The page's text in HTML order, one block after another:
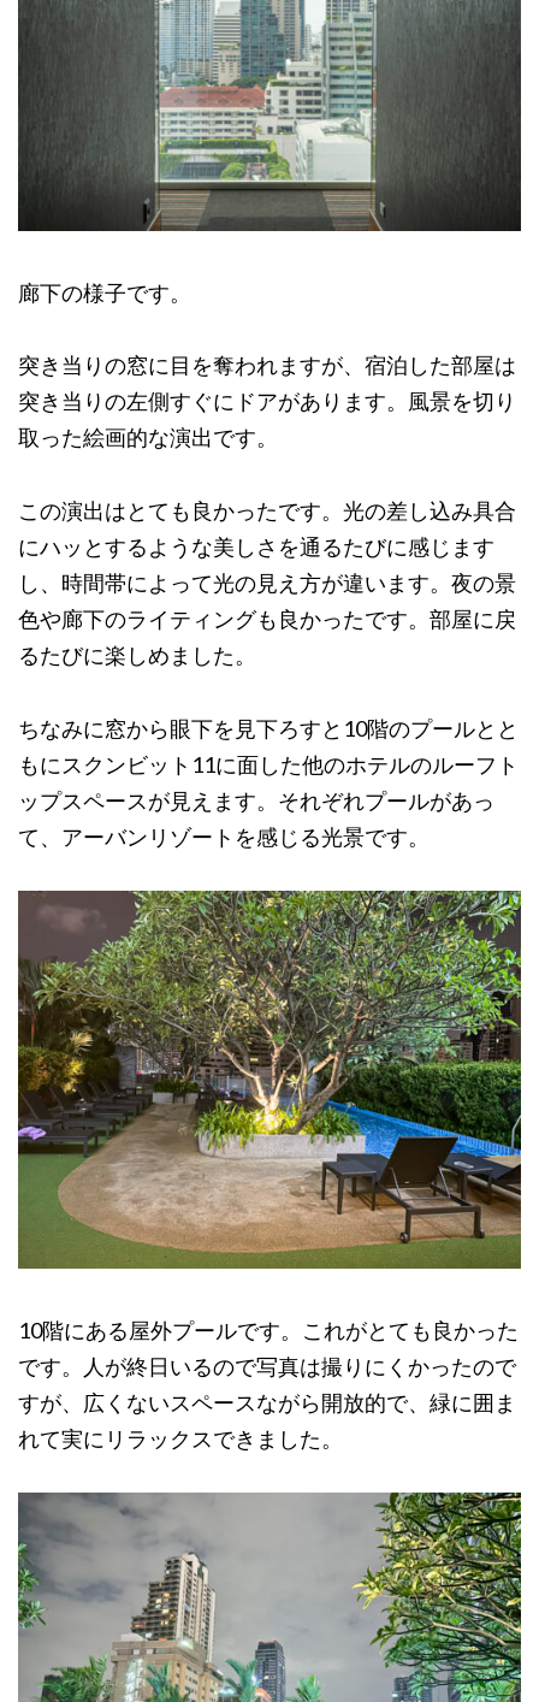
廊下の様子です。
突き当りの窓に目を奪われますが、宿泊した部屋は
突き当りの左側すぐにドアがあります。風景を切り
取った絵画的な演出です。
この演出はとても良かったです。光の差し込み具合
にハッとするような美しさを通るたびに感じます
し、時間帯によって光の見え方が違います。夜の景
色や廊下のライティングも良かったです。部屋に戻
るたびに楽しめました。
ちなみに窓から眼下を見下ろすと10階のプールとと
もにスクンビット11に面した他のホテルのルーフト
ップスペースが見えます。それぞれプールがあっ
て、アーバンリゾートを感じる光景です。
10階にある屋外プールです。これがとても良かった
です。人が終日いるので写真は撮りにくかったので
すが、広くないスペースながら開放的で、緑に囲ま
れて実にリラックスできました。